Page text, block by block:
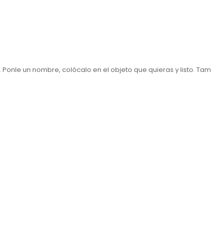
un nombre, colócalo en el objeto que quieras y listo.